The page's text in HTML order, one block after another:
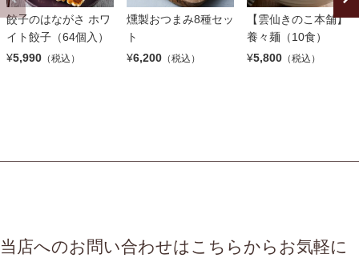
餃子のはながさ ホワ
イト餃子（64個入）
¥5,990 （税込）
燻製おつまみ8種セッ
ト
¥6,200 （税込）
【雲仙きのこ本舗】
養々麺（10食）
¥5,800 （税込）
当店へのお問い合わせはこちらからお気軽に